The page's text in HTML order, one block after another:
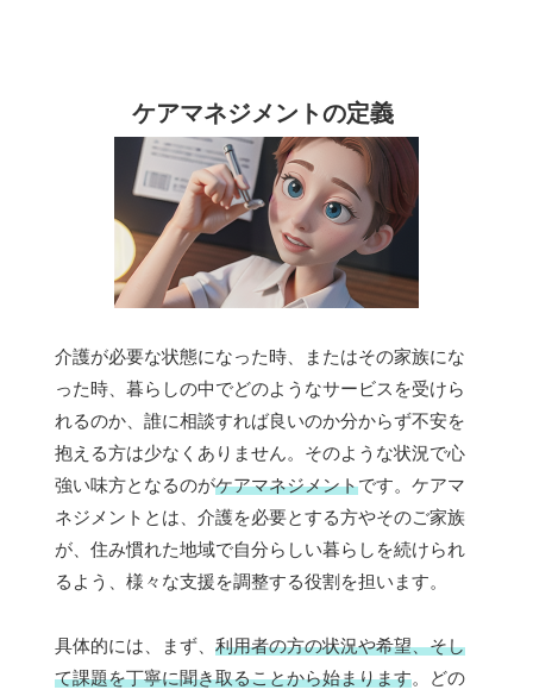
ケアマネジメントの定義
介護が必要な状態になった時、またはその家族にな
った時、暮らしの中でどのようなサービスを受けら
れるのか、誰に相談すれば良いのか分からず不安を
抱える方は少なくありません。そのような状況で心
強い味方となるのがケアマネジメントです。ケアマ
ネジメントとは、介護を必要とする方やそのご家族
が、住み慣れた地域で自分らしい暮らしを続けられ
るよう、様々な支援を調整する役割を担います。
具体的には、まず、 利用者の方の状況や希望、そし
て課題を丁寧に聞き取ることから始まります。どの